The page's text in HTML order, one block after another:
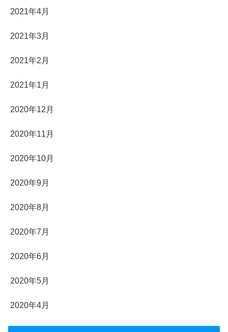
2021年4月
2021年3月
2021年2月
2021年1月
2020年12月
2020年11月
2020年10月
2020年9月
2020年8月
2020年7月
2020年6月
2020年5月
2020年4月